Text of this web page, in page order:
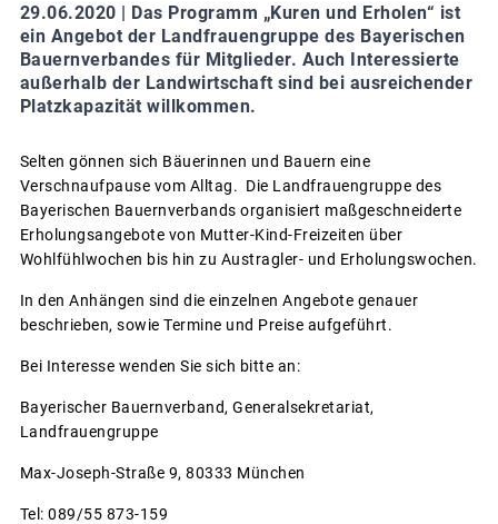
29.06.2020 | Das Programm „Kuren und Erholen“ ist
ein Angebot der Landfrauengruppe des Bayerischen
Bauernverbandes für Mitglieder. Auch Interessierte
außerhalb der Landwirtschaft sind bei ausreichender
Platzkapazität willkommen.
Selten gönnen sich Bäuerinnen und Bauern eine
Verschnaufpause vom Alltag. Die Landfrauengruppe des
Bayerischen Bauernverbands organisiert maßgeschneiderte
Erholungsangebote von Mutter-Kind-Freizeiten über
Wohlfühlwochen bis hin zu Austragler- und Erholungswochen.
In den Anhängen sind die einzelnen Angebote genauer
beschrieben, sowie Termine und Preise aufgeführt.
Bei Interesse wenden Sie sich bitte an:
Bayerischer Bauernverband, Generalsekretariat,
Landfrauengruppe
Max-Joseph-Straße 9, 80333 München
Tel: 089/55 873-159